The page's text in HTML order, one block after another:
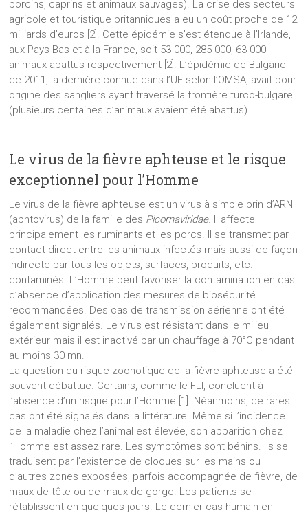
porcins, caprins et animaux sauvages). La crise des secteurs
agricole et touristique britanniques a eu un coût proche de 12
milliards d’euros [2]. Cette épidémie s’est étendue à l’Irlande,
aux Pays-Bas et à la France, soit 53 000, 285 000, 63 000
animaux abattus respectivement [2]. L’épidémie de Bulgarie
de 2011, la dernière connue dans l’UE selon l’OMSA, avait pour
origine des sangliers ayant traversé la frontière turco-bulgare
(plusieurs centaines d’animaux avaient été abattus).
Le virus de la fièvre aphteuse et le risque
exceptionnel pour l’Homme
Le virus de la fièvre aphteuse est un virus à simple brin d’ARN
(aphtovirus) de la famille des Picornaviridae. Il affecte
principalement les ruminants et les porcs. Il se transmet par
contact direct entre les animaux infectés mais aussi de façon
indirecte par tous les objets, surfaces, produits, etc.
contaminés. L’Homme peut favoriser la contamination en cas
d’absence d’application des mesures de biosécurité
recommandées. Des cas de transmission aérienne ont été
également signalés. Le virus est résistant dans le milieu
extérieur mais il est inactivé par un chauffage à 70°C pendant
au moins 30 mn.
La question du risque zoonotique de la fièvre aphteuse a été
souvent débattue. Certains, comme le FLI, concluent à
l’absence d’un risque pour l’Homme [1]. Néanmoins, de rares
cas ont été signalés dans la littérature. Même si l’incidence
de la maladie chez l’animal est élevée, son apparition chez
l’Homme est assez rare. Les symptômes sont bénins. Ils se
traduisent par l’existence de cloques sur les mains ou
d’autres zones exposées, parfois accompagnée de fièvre, de
maux de tête ou de maux de gorge. Les patients se
rétablissent en quelques jours. Le dernier cas humain en